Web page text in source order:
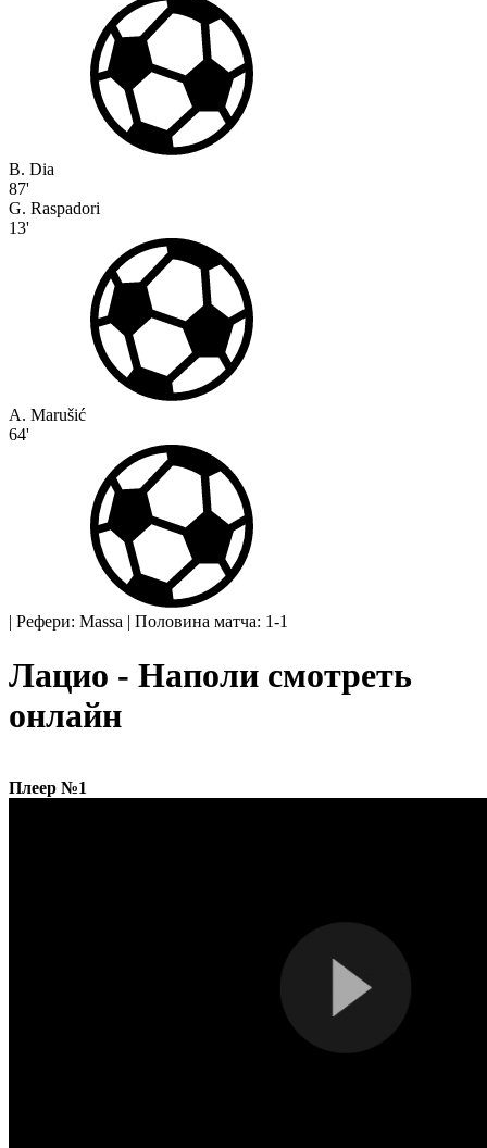
B. Dia
87'
G. Raspadori
13'
A. Marušić
64'
| Рефери: Massa | Половина матча: 1-1
Лацио - Наполи смотреть
онлайн
Плеер №1